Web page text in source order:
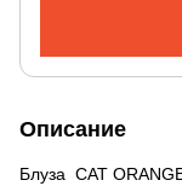
Описание
Блуза CAT